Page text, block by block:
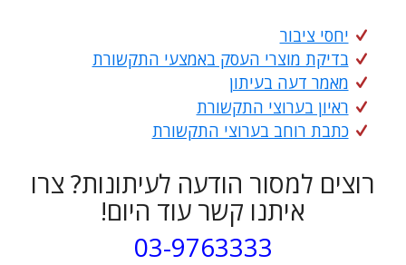
יחסי ציבור
בדיקת מוצרי העסק באמצעי התקשורת
מאמר דעה בעיתון
ראיון בערוצי התקשורת
כתבת רוחב בערוצי התקשורת
רוצים למסור הודעה לעיתונות? צרו
איתנו קשר עוד היום!
03-9763333